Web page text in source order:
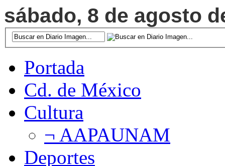
sábado, 8 de agosto
Portada
Cd. de México
Cultura
¬ AAPAUNAM
Deportes